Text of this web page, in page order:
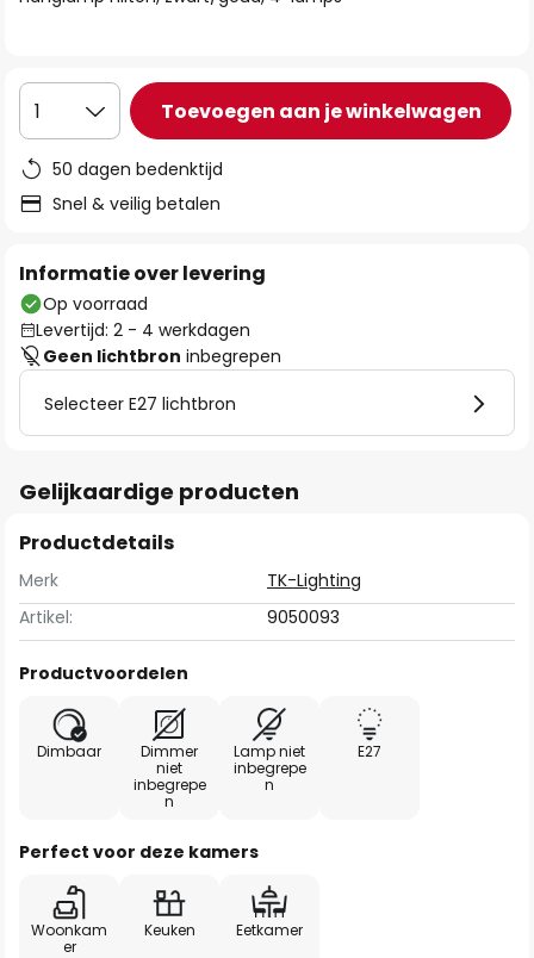
1 Toevoegen aan je winkelwagen
50 dagen bedenktijd
Snel & veilig betalen
Informatie over levering
Op voorraad
Levertijd: 2 - 4 werkdagen
Geen lichtbron inbegrepen
Selecteer E27 lichtbron
Gelijkaardige producten
Productdetails
Merk
TK-Lighting
Artikel:
9050093
Productvoordelen
Dimbaar
Dimmer
niet
inbegrepe
n
Lamp niet
inbegrepe
n
E27
Perfect voor deze kamers
Woonkam
er
Keuken Eetkamer